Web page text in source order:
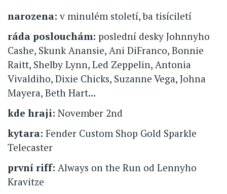
narozena: v minulém století, ba tisíciletí
ráda poslouchám: poslední desky Johnnyho
Cashe, Skunk Anansie, Ani DiFranco, Bonnie
Raitt, Shelby Lynn, Led Zeppelin, Antonia
Vivaldiho, Dixie Chicks, Suzanne Vega, Johna
Mayera, Beth Hart...
kde hraji: November 2nd
kytara: Fender Custom Shop Gold Sparkle
Telecaster
první riff: Always on the Run od Lennyho
Kravitze